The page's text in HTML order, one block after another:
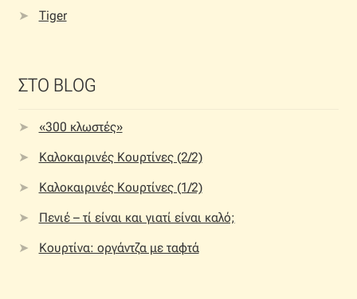
Tiger
ΣΤΟ BLOG
«300 κλωστές»
Καλοκαιρινές Κουρτίνες (2/2)
Καλοκαιρινές Κουρτίνες (1/2)
Πενιέ – τί είναι και γιατί είναι καλό;
Κουρτίνα: οργάντζα με ταφτά